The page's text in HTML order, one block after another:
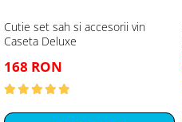
Cutie set sah si accesorii vin
Caseta Deluxe
168 RON